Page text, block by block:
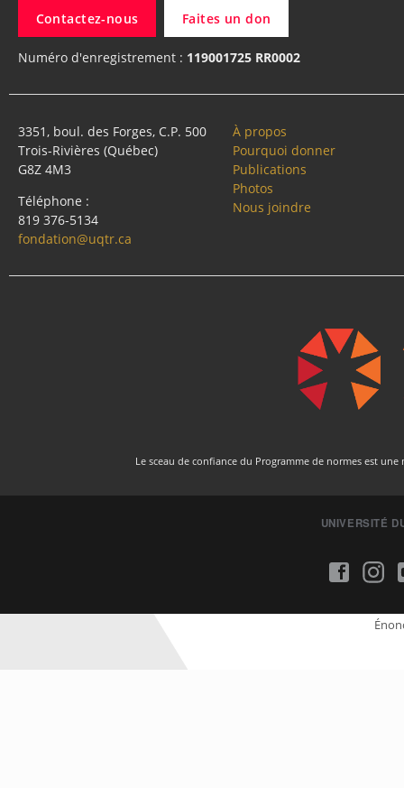
Contactez-nous Faites un don
Numéro d'enregistrement : 119001725 RR0002
3351, boul. des Forges, C.P. 500
Trois-Rivières (Québec)
G8Z 4M3
Téléphone :
819 376-5134
fondation@uqtr.ca
À propos
Pourquoi donner
Publications
Photos
Nous joindre
Le sceau de confiance du Programme de normes est
UNIVERSITÉ